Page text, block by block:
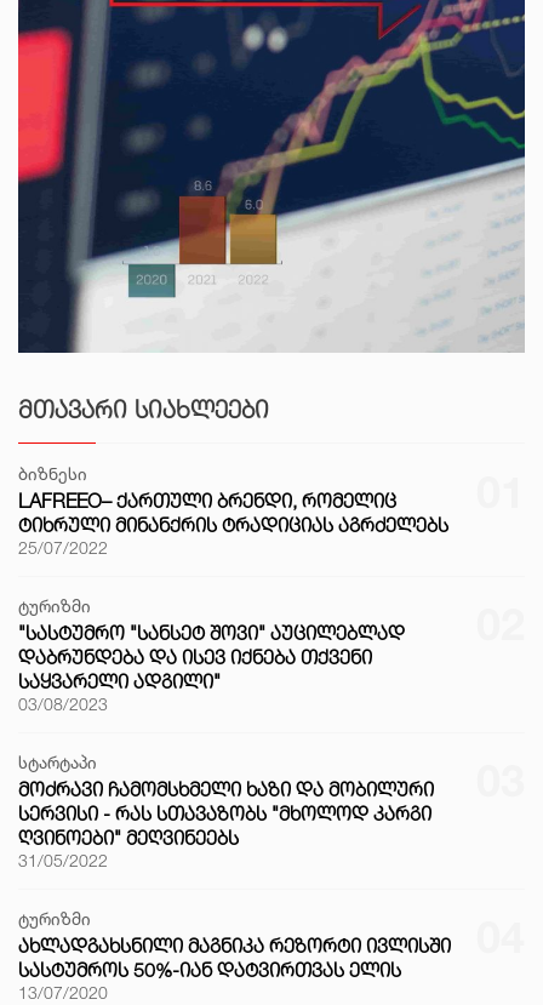
ᲛᲗᲐᲕᲐᲠᲘ ᲡᲘᲐᲮᲚᲔᲔᲑᲘ
ბიზნესი
LAFREEO– ᲥᲐᲠᲗᲣᲚᲘ ᲑᲠᲔᲜᲓᲘ, ᲠᲝᲛᲔᲚᲘᲪ
ᲢᲘᲮᲠᲣᲚᲘ ᲛᲘᲜᲐᲜᲥᲠᲘᲡ ᲢᲠᲐᲓᲘᲪᲘᲐᲡ ᲐᲒᲠᲫᲔᲚᲔᲑᲡ
25/07/2022
ტურიზმი
"ᲡᲐᲡᲢᲣᲛᲠᲝ "ᲡᲐᲜᲡᲔᲢ ᲨᲝᲕᲘ" ᲐᲣᲪᲘᲚᲔᲑᲚᲐᲓ
ᲓᲐᲑᲠᲣᲜᲓᲔᲑᲐ ᲓᲐ ᲘᲡᲔᲕ ᲘᲥᲜᲔᲑᲐ ᲗᲥᲕᲔᲜᲘ
ᲡᲐᲧᲕᲐᲠᲔᲚᲘ ᲐᲓᲒᲘᲚᲘ"
03/08/2023
სტარტაპი
ᲛᲝᲫᲠᲐᲕᲘ ᲩᲐᲛᲝᲛᲡᲮᲛᲔᲚᲘ ᲮᲐᲖᲘ ᲓᲐ ᲛᲝᲑᲘᲚᲣᲠᲘ
ᲡᲔᲠᲕᲘᲡᲘ - ᲠᲐᲡ ᲡᲗᲐᲕᲐᲖᲝᲑᲡ "ᲛᲮᲝᲚᲝᲓ ᲙᲐᲠᲒᲘ
ᲦᲕᲘᲜᲝᲔᲑᲘ" ᲛᲔᲦᲕᲘᲜᲔᲔᲑᲡ
31/05/2022
ტურიზმი
ᲐᲮᲚᲐᲓᲒᲐᲮᲡᲜᲘᲚᲘ ᲛᲐᲒᲜᲘᲙᲐ ᲠᲔᲖᲝᲠᲢᲘ ᲘᲕᲚᲘᲡᲨᲘ
ᲡᲐᲡᲢᲣᲛᲠᲝᲡ 50%-ᲘᲐᲜ ᲓᲐᲢᲕᲘᲠᲗᲕᲐᲡ ᲔᲚᲘᲡ
13/07/2020